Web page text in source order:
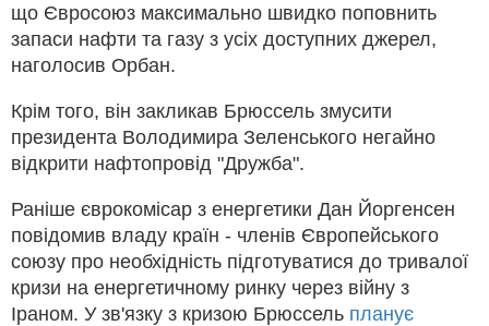
що Євросоюз максимально швидко поповнить
запаси нафти та газу з усіх доступних джерел,
наголосив Орбан.
Крім того, він закликав Брюссель змусити
президента Володимира Зеленського негайно
відкрити нафтопровід "Дружба".
Раніше єврокомісар з енергетики Дан Йоргенсен
повідомив владу країн - членів Європейського
союзу про необхідність підготуватися до тривалої
кризи на енергетичному ринку через війну з
Іраном. У зв'язку з кризою Брюссель планує